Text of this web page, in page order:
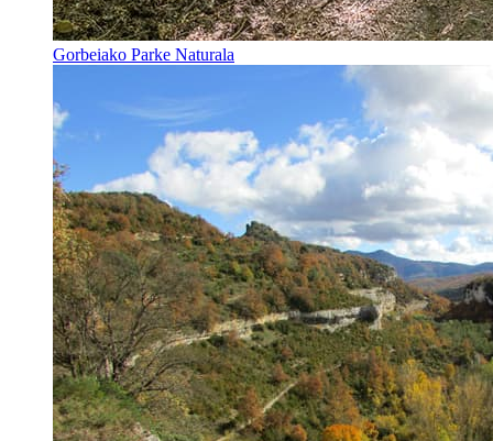
Gorbeiako Parke Naturala